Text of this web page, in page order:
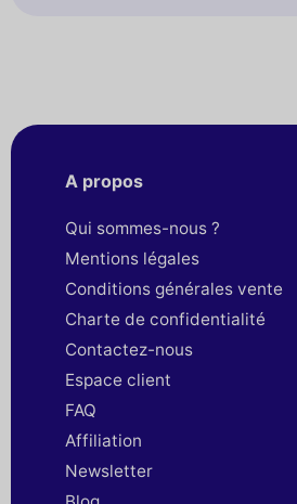
A propos
Qui sommes-nous ?
Mentions légales
Conditions générales vente
Charte de confidentialité
Contactez-nous
Espace client
FAQ
Affiliation
Newsletter